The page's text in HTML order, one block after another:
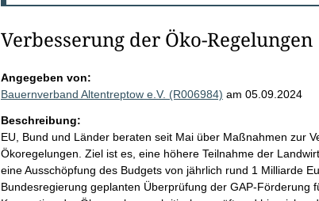
Verbesserung der Öko-Regelungen
Angegeben von:
Bauernverband Altentreptow e.V. (R006984) am 05.09.2024
Beschreibung:
EU, Bund und Länder beraten seit Mai über Maßnahmen zur
Ökoregelungen. Ziel ist es, eine höhere Teilnahme der
eine Ausschöpfung des Budgets von jährlich rund 1 Milliarde
Bundesregierung geplanten Überprüfung der GAP-Förderung